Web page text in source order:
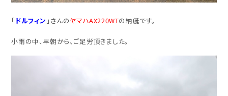
「 ドルフィン 」さんのヤマハAX220WTの納艇です。
小雨の中、早朝から、ご足労頂きました。